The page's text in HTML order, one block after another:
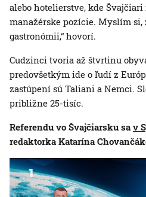
alebo hotelierstve, kde
manažérske pozície. Myslím si,
gastronómii,“ hovorí.
Cudzinci tvoria až štvrtinu
predovšetkým ide o ľudí z
zastúpení sú Taliani a Nemci.
približne 25-tisíc.
Referendu vo Švajčiarsku sav
redaktorka Katarína